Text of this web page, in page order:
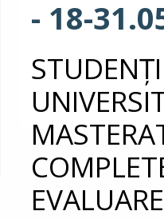
- 18-